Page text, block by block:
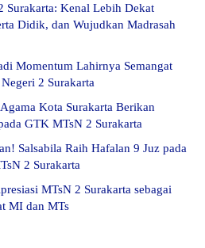
Kenal Lebih Dekat
Didik, dan Wujudkan Madrasah
Momentum Lahirnya Semangat
2 Surakarta
Kota Surakarta Berikan
GTK MTsN 2 Surakarta
Salsabila Raih Hafalan 9 Juz pada
2 Surakarta
MTsN 2 Surakarta sebagai
MI dan MTs